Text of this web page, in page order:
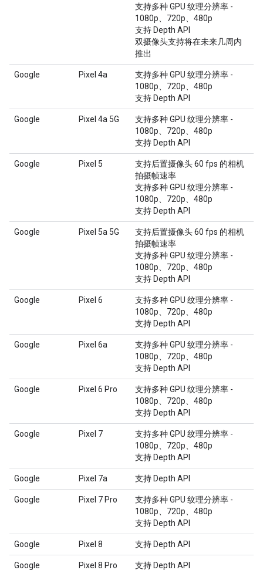
支持多种 GPU 纹理分辨率 -
1080p、720p、480p
支持 Depth API
双摄像头支持将在未来几周内
推出
Google Pixel 4a
支持多种 GPU 纹理分辨率 -
1080p、720p、480p
支持 Depth API
Google Pixel 4a 5G
支持多种 GPU 纹理分辨率 -
1080p、720p、480p
支持 Depth API
Google Pixel 5
支持后置摄像头 60 fps 的相机
拍摄帧速率
支持多种 GPU 纹理分辨率 -
1080p、720p、480p
支持 Depth API
Google Pixel 5a 5G
支持后置摄像头 60 fps 的相机
拍摄帧速率
支持多种 GPU 纹理分辨率 -
1080p、720p、480p
支持 Depth API
Google Pixel 6
支持多种 GPU 纹理分辨率 -
1080p、720p、480p
支持 Depth API
Google Pixel 6a
支持多种 GPU 纹理分辨率 -
1080p、720p、480p
支持 Depth API
Google Pixel 6 Pro
支持多种 GPU 纹理分辨率 -
1080p、720p、480p
支持 Depth API
Google Pixel 7
支持多种 GPU 纹理分辨率 -
1080p、720p、480p
支持 Depth API
Google Pixel 7a 支持 Depth API
Google Pixel 7 Pro
支持多种 GPU 纹理分辨率 -
1080p、720p、480p
支持 Depth API
Google Pixel 8 支持 Depth API
Google Pixel 8 Pro 支持 Depth API